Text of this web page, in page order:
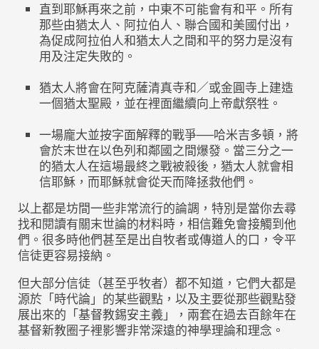
直到耶穌再來之前，中東不可能會有和平。所有
那些由猶太人、阿拉伯人、聯合國和美國付出，
為促成阿拉伯人和猶太人之間和平的努力是沒有
用及注定失敗的。
猶太人將會在阿克薩清真寺和／或金圓寺上建造
一個猶太聖殿，並在裡面繼續向上帝獻祭牲。
一場龐大並按字面解釋的戰爭──哈米吉多頓，將
會於末世在以色列和鄰國之間爆發。當三分之一
的猶太人在這場最終之戰被殺後，猶太人就會相
信耶穌，而耶穌就會從天而降拯救他們。
以上都是坊間一些非常流行的論調，特別是當你去尋
找和閱讀有關末世論的材料時，相信難免會接觸到他
們。很多時他們甚至是出自牧者或傳道人的口，令平
信徒更容易接納。
但大部分信徒（甚至乎牧者）都不知道，它們大都是
源於「時代論」的某些觀點，以及主要從那些觀點發
展出來的「基督教錫安主義」，兩套在過去百餘年在
基督新教圈子裡影響非常深遠的神學理論和理念。